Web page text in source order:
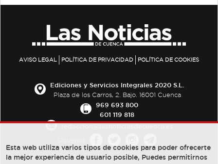
AVISO LEGAL POLÍTICA DE PRIVACIDAD POLÍTICA DE COOKIES
Ediciones y Servicios Integrales 2020 S.L.
Plaza de los Carros, 2. Bajo. 16001 Cuenca
969 693 800
601 119 818
Esta web utiliza varios tipos de cookies para poder ofrecerte
la mejor experiencia de usuario posible, Puedes permitirnos